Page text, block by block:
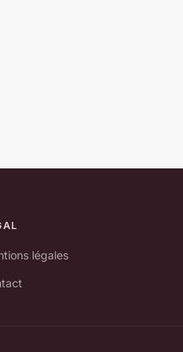
légales